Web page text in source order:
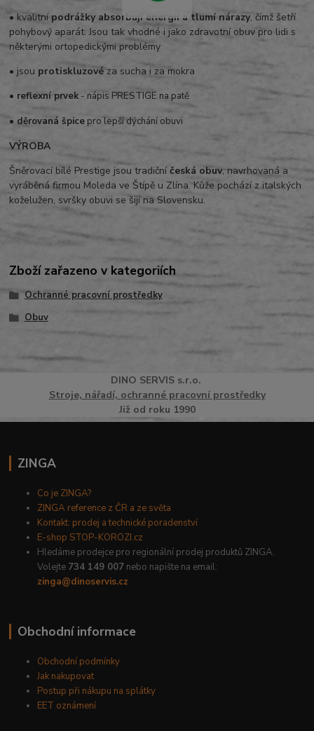
• kvalitní podrážky absorbují energii a tlumí nárazy, čímž šetří
pohybový aparát. Jsou tak vhodné i jako zdravotní obuv pro lidi s
některými ortopedickými problémy
• jsou protiskluzové za sucha i za mokra
• reflexní prvek - nápis PRESTIGE na patě
• děrovaná špice pro lepší dýchání obuvi
VÝROBA
Šněrovací bílé Prestige jsou tradičníčeská obuv, navrhovaná a
vyráběná firmou Moleda ve Štípě u Zlína. Kůže pochází z italských
koželužen, svršky obuvi se šijí na Slovensku.
Zboží zařazeno v kategoriích
Ochranné pracovní prostředky
Obuv
DINO SERVISs.r.o.
Stroje, nářadí, ochranné pracovní prostředky
Již od roku 1990
ZINGA
Co je ZINGA?
ZINGA reference z ČR a ze světa
Kontakt: prodej a technické poradenství
E-shop STOP-KOROZI.cz
Hledáme prodejce pro regionální prodej produktů ZINGA.
Volejte 734 149 007 nebo napište na email:
zinga@dinoservis.cz
Obchodní informace
Obchodní podmínky
Jak nakupovat
Postup při nákupu na splátky
EET oznámení